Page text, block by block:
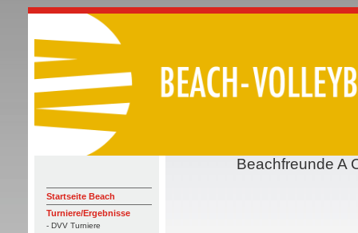
Startseite Beach
Turniere/Ergebnisse
- DVV Turniere
Beachfreunde A